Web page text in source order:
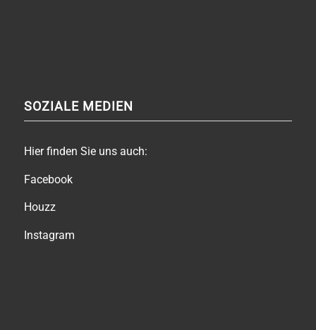
SOZIALE MEDIEN
Hier finden Sie uns auch:
Facebook
Houzz
Instagram